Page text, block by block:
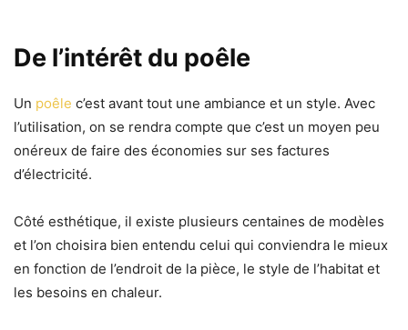
De l’intérêt du poêle
Un poêle c’est avant tout une ambiance et un style. Avec
l’utilisation, on se rendra compte que c’est un moyen peu
onéreux de faire des économies sur ses factures
d’électricité.
Côté esthétique, il existe plusieurs centaines de modèles
et l’on choisira bien entendu celui qui conviendra le mieux
en fonction de l’endroit de la pièce, le style de l’habitat et
les besoins en chaleur.